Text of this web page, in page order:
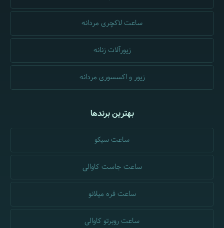
ساعت لاکچری مردانه
زیورآلات زنانه
زیور و اکسسوری مردانه
بهترین برندها
ساعت سیکو
ساعت جاست کاوالی
ساعت فره میلانو
ساعت روبرتو کاوالی